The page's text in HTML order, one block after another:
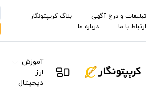
تبلیغات و درج آگهی
بلاگ کریپتونگار
ارتباط با ما
درباره ما
آموزش
ارز
دیجیتال